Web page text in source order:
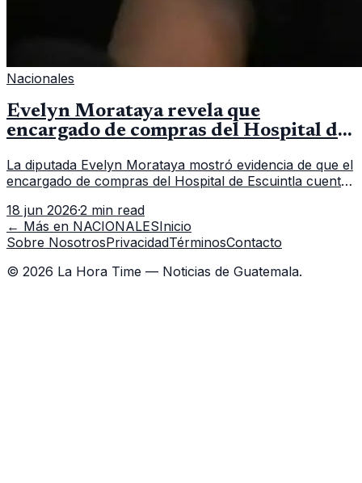
Nacionales
Evelyn Morataya revela que
encargado de compras del Hospital de
La diputada Evelyn Morataya mostró evidencia de que el
encargado de compras del Hospital de Escuintla cuenta
capacitación en la capital.
18 jun 2026·2 min read
← Más en NACIONALESInicio
Sobre NosotrosPrivacidadTérminosContacto
© 2026 La Hora Time — Noticias de Guatemala.